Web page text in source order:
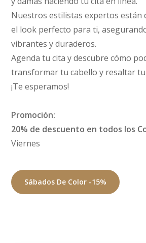
Nuestros estilistas expertos están
el look perfecto para ti,
vibrantes y duraderos.
Agenda tu cita y descubre cómo
transformar tu cabello y resaltar
¡Te esperamos!
Promoción:
20% de descuento en todos los
Viernes
Sábados De Color -15%